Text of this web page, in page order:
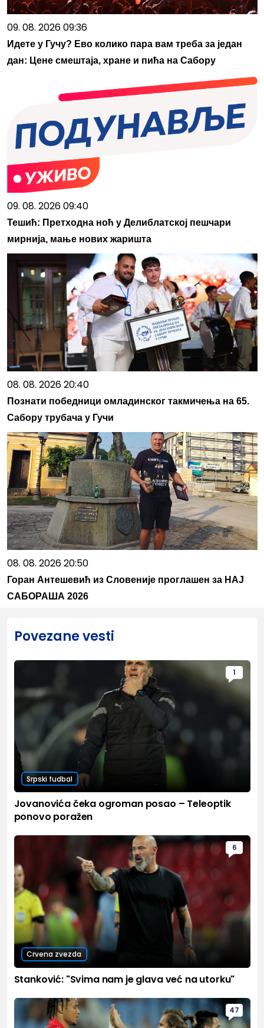
09. 08. 2026 09:36
Идете у Гучу? Ево колико пара вам треба за један
дан: Цене смештаја, хране и пића на Сабору
09. 08. 2026 09:40
Тешић: Претходна ноћ у Делиблатској пешчари
мирнија, мање нових жаришта
08. 08. 2026 20:40
Познати победници омладинског такмичења на 65.
Сабору трубача у Гучи
08. 08. 2026 20:50
Горан Антешевић из Словеније проглашен за НАЈ
САБОРАША 2026
Povezane vesti
1
Srpski fudbal
Jovanovića čeka ogroman posao – Teleoptik
ponovo poražen
6
Crvena zvezda
Stanković: "Svima nam je glava već na utorku"
47